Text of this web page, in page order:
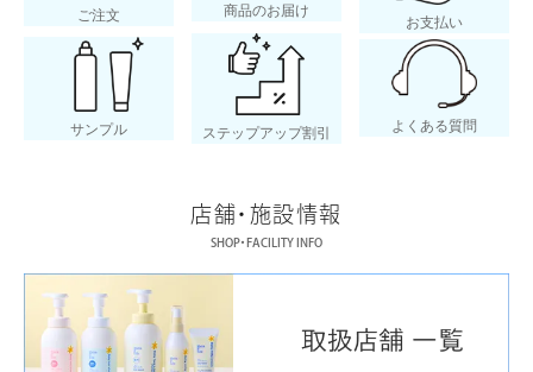
Na ナトリウム
人の体の主要元
I ヨウ素
海藻に特に多く
ご注文 商品のお届け
お支払い
サンプル ステップアップ割引 よくある質問
店舗・施設情報
SHOP・FACILITY INFO